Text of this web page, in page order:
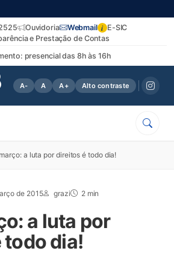
presencial das 8h às 16h
Ouvidoria Webmail i E-SIC
e Prestação de Contas
A- A A+ Alto contraste
a luta por direitos é todo dia!
de 2015 grazi 2 min
a luta por
dia!